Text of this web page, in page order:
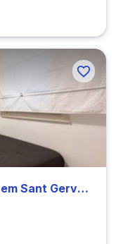
Acolhedor quarto de solteiro em Sant Gervasi-Galvany